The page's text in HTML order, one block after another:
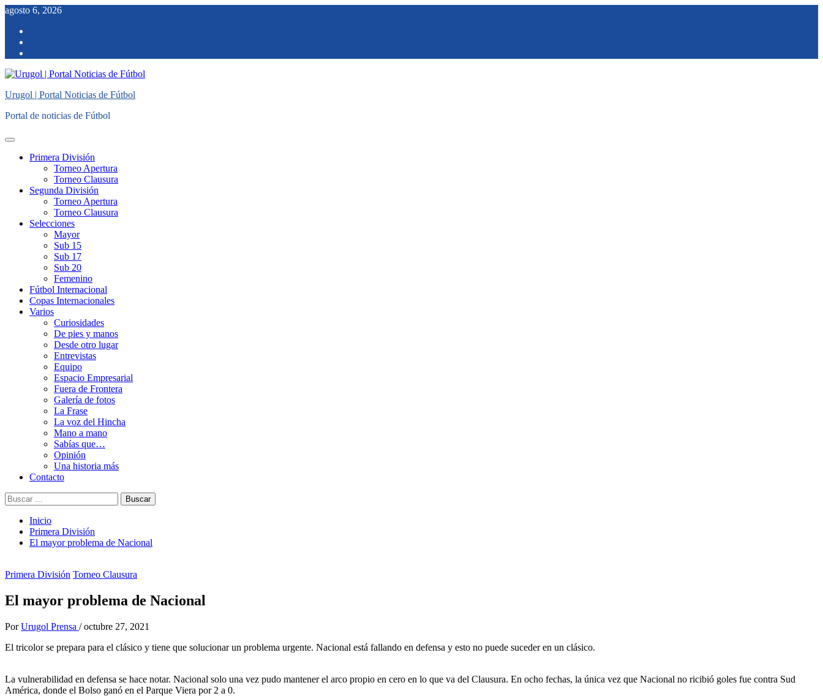
Saltar
contenido
agosto 6, 2026
Urugol | Portal Noticias de Fútbol
Portal de noticias de Fútbol
Menú
principalPrimera División
Torneo Apertura
Torneo Clausura
Segunda División
Torneo Apertura
Torneo Clausura
Selecciones
Mayor
Sub 15
Sub 17
Sub 20
Femenino
Fútbol Internacional
Copas Internacionales
Varios
Curiosidades
De pies y manos
Desde otro lugar
Entrevistas
Equipo
Espacio Empresarial
Fuera de Frontera
Galería de fotos
La Frase
La voz del Hincha
Mano a mano
Sabías que…
Opinión
Una historia más
Contacto
Buscar:
Inicio
Primera División
El mayor problema de Nacional
Primera División Torneo Clausura
El mayor problema de Nacional
Por Urugol Prensa / octubre 27, 2021
El tricolor se prepara para el clásico y tiene que solucionar un problema urgente. Nacional está fallando en defensa y esto no puede suceder en un clásico.
La vulnerabilidad en defensa se hace notar. Nacional solo una vez pudo mantener el arco propio en cero en lo que va del Clausura. En ocho fechas, la única vez que Nacional no ricibió goles fue contra Sud
América, donde el Bolso ganó en el Parque Viera por 2 a 0.